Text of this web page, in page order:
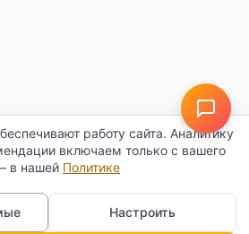
работу сайта. Аналитику
включаем только с вашего
в нашей Политике
Настроить